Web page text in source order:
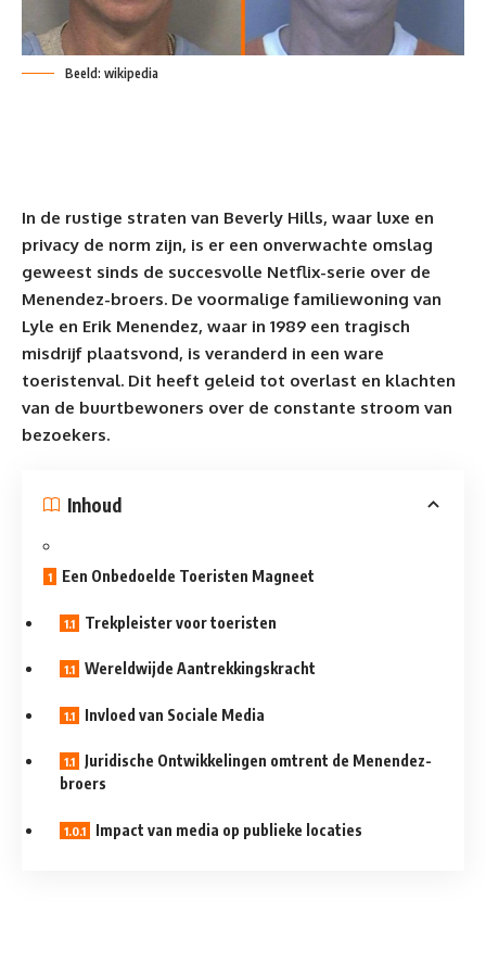
Beeld: wikipedia
In de rustige straten van Beverly Hills, waar luxe en
privacy de norm zijn, is er een onverwachte omslag
geweest sinds de succesvolle Netflix-serie over de
Menendez-broers. De voormalige familiewoning van
Lyle en Erik Menendez, waar in 1989 een tragisch
misdrijf plaatsvond, is veranderd in een ware
toeristenval. Dit heeft geleid tot overlast en klachten
van de buurtbewoners over de constante stroom van
bezoekers.
Inhoud
Een Onbedoelde Toeristen Magneet
Trekpleister voor toeristen
Wereldwijde Aantrekkingskracht
Invloed van Sociale Media
Juridische Ontwikkelingen omtrent de Menendez-
broers
Impact van media op publieke locaties